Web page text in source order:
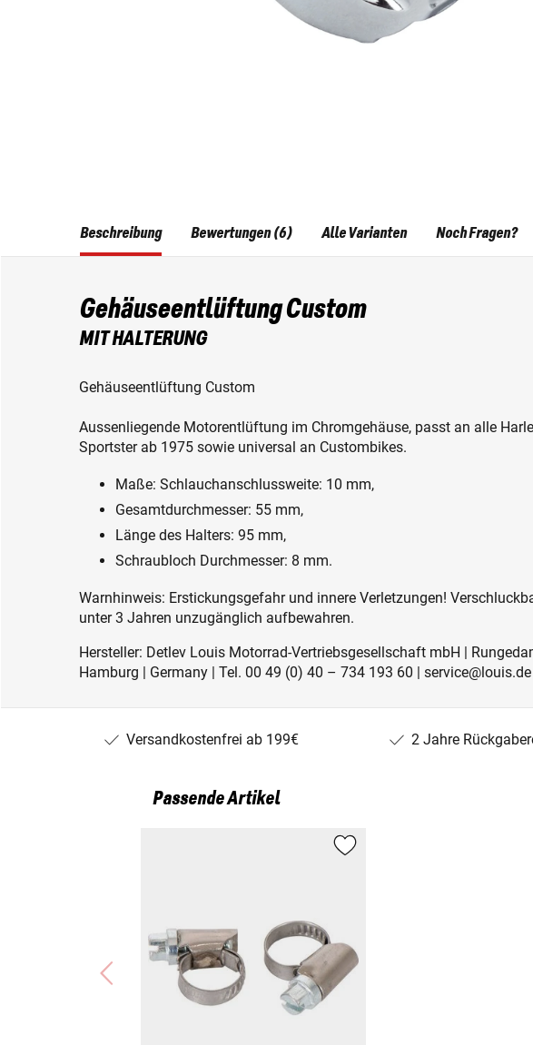
Beschreibung
Gehäuseentlüftung Custom
MIT HALTERUNG
Gehäuseentlüftung Custom
Aussenliegende Motorentlüftung im Chromgehäuse, passt an alle
Sportster ab 1975 sowie universal an Custombikes.
Maße: Schlauchanschlussweite: 10 mm,
Gesamtdurchmesser: 55 mm,
Länge des Halters: 95 mm,
Schraubloch Durchmesser: 8 mm.
Warnhinweis: Erstickungsgefahr und innere Verletzungen!
unter 3 Jahren unzugänglich aufbewahren.
Hersteller: Detlev Louis Motorrad-Vertriebsgesellschaft mbH |
Hamburg | Germany | Tel. 00 49 (0) 40 – 734 193 60 |
Bewertungen (6) Alle Varianten Noch Fragen?
Versandkostenfrei ab 199€ 2 Jahre
Passende Artikel